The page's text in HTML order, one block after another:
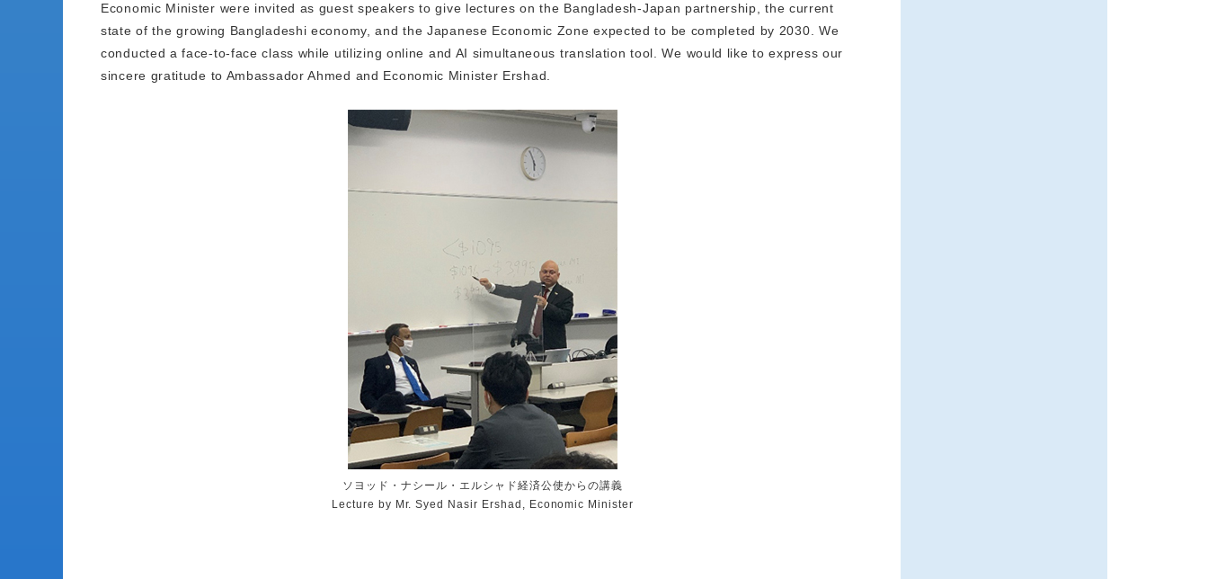
Economic Minister were invited as guest speakers to give lectures on the Bangladesh-Japan partnership, the current
state of the growing Bangladeshi economy, and the Japanese Economic Zone expected to be completed by 2030. We
conducted a face-to-face class while utilizing online and AI simultaneous translation tool. We would like to express our
sincere gratitude to Ambassador Ahmed and Economic Minister Ershad.
ソヨッド・ナシール・エルシャド経済公使からの講義
Lecture by Mr. Syed Nasir Ershad, Economic Minister